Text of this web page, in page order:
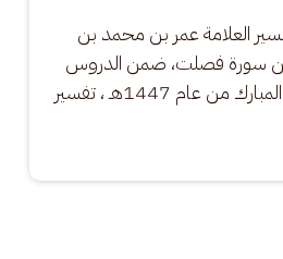
العلامة عمر بن محمد بن
من سورة فصلت، ضمن الدروس
الصباحية لشهر رمضان المبارك من عام 1447هـ ، تفسير